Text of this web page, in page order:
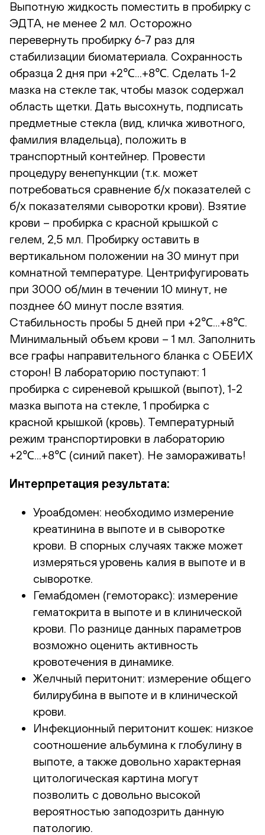
Выпотную жидкость поместить в пробирку с
ЭДТА, не менее 2 мл. Осторожно
перевернуть пробирку 6-7 раз для
стабилизации биоматериала. Сохранность
образца 2 дня при +2℃...+8℃. Сделать 1-2
мазка на стекле так, чтобы мазок содержал
область щетки. Дать высохнуть, подписать
предметные стекла (вид, кличка животного,
фамилия владельца), положить в
транспортный контейнер. Провести
процедуру венепункции (т.к. может
потребоваться сравнение б/х показателей с
б/х показателями сыворотки крови). Взятие
крови – пробирка с красной крышкой с
гелем, 2,5 мл. Пробирку оставить в
вертикальном положении на 30 минут при
комнатной температуре. Центрифугировать
при 3000 об/мин в течении 10 минут, не
позднее 60 минут после взятия.
Стабильность пробы 5 дней при +2℃...+8℃.
Минимальный объем крови – 1 мл. Заполнить
все графы направительного бланка с ОБЕИХ
сторон! В лабораторию поступают: 1
пробирка с сиреневой крышкой (выпот), 1-2
мазка выпота на стекле, 1 пробирка с
красной крышкой (кровь). Температурный
режим транспортировки в лабораторию
+2℃...+8℃ (синий пакет). Не замораживать!
Интерпретация результата:
Уроабдомен: необходимо измерение
креатинина в выпоте и в сыворотке
крови. В спорных случаях также может
измеряться уровень калия в выпоте и в
сыворотке.
Гемабдомен (гемоторакс): измерение
гематокрита в выпоте и в клинической
крови. По разнице данных параметров
возможно оценить активность
кровотечения в динамике.
Желчный перитонит: измерение общего
билирубина в выпоте и в клинической
крови.
Инфекционный перитонит кошек: низкое
соотношение альбумина к глобулину в
выпоте, а также довольно характерная
цитологическая картина могут
позволить с довольно высокой
вероятностью заподозрить данную
патологию.